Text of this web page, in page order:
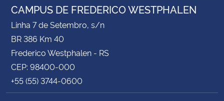
CAMPUS DE FREDERICO WESTPHALEN
Linha 7 de Setembro, s/n
BR 386 Km 40
Frederico Westphalen - RS
CEP: 98400-000
+55 (55) 3744-0600